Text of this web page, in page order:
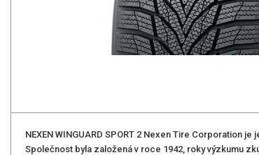
NEXEN WINGUARD SPORT 2 Nexen Tire Corporation
Společnost byla založená v roce 1942, roky výzkumu